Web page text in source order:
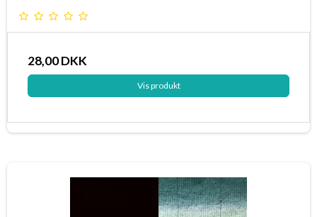
28,00 DKK
Vis produkt